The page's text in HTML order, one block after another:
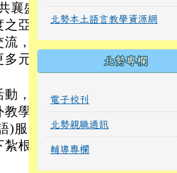
襄盛
亞洲
流，強
元創
，錯
學，
)服
根之
北勢本土語言教學資源網
北勢專欄
電子校刊
北勢親職通訊
輔導專欄